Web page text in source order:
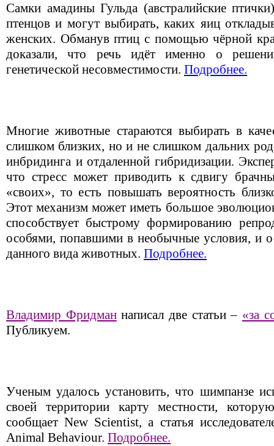
Cамки амадины Гульда (австралийские
птенцов и могут выбирать, каких яиц
женских. Обманув птиц с помощью чёрной
доказали, что речь идёт именно о
генетической несовместимости. Подробнее.
Многие животные стараются выбирать в
слишком близких, но и не слишком дальних
инбридинга и отдаленной гибридизации.
что стресс может приводить к сдвигу
«своих», то есть повышать вероятность
Этот механизм может иметь большое
способствует быстрому формированию
особями, попавшими в необычные условия, и
данного вида животных. Подробнее.
Владимир Фридманнаписал две статьи – «за
Публикуем.
Ученым удалось установить, что шимпанзе
своей территории карту местности,
сообщает New Scientist, а статья
Animal Behaviour. Подробнее.